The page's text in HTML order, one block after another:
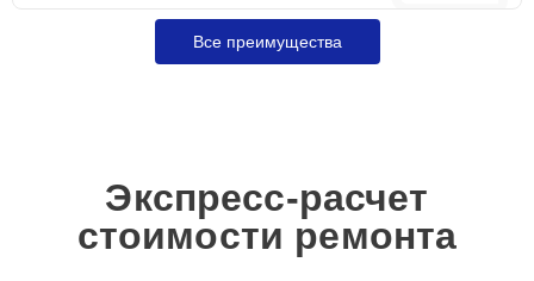
Все преимущества
Экспресс-расчет
стоимости ремонта